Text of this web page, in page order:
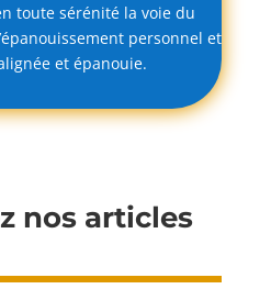
toute sérénité la voie du
personnel et
et épanouie.
nos articles